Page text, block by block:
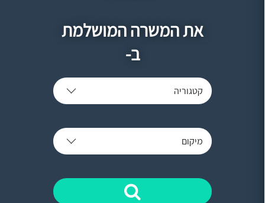
את המשרה המושלמת
ב-
קטגוריה
מיקום